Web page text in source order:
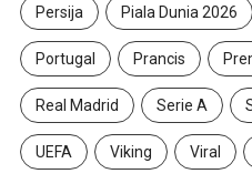
Persija Piala Dunia 2026
Portugal Prancis
Real Madrid Serie A
UEFA Viking Viral